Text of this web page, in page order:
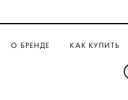
О БРЕНДЕ КАК КУПИТЬ